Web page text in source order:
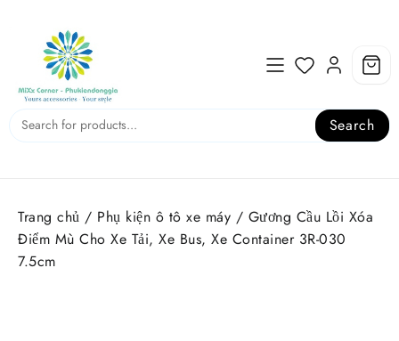
content
Search
Trang chủ / Phụ kiện ô tô xe máy / Gương Cầu Lồi Xóa
Điểm Mù Cho Xe Tải, Xe Bus, Xe Container 3R-030
7.5cm